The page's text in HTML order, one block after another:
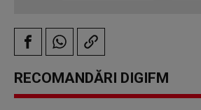
RECOMANDĂRI DIGIFM